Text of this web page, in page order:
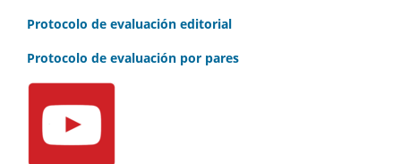
Protocolo de evaluación editorial
Protocolo de evaluación por pares